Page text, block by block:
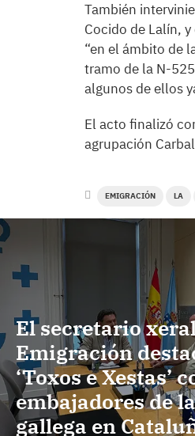
También
Cocido de Lalín,
“en el ámbito de
tramo de la N-
algunos de ellos
El acto finalizó
agrupación
EMIGRACIÓN LA
El secretario
Emigración
‘Toxos e Xestas’
embajadores de
gallega en